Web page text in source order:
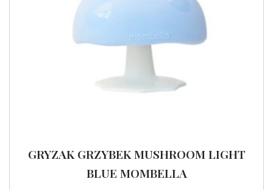
GRYZAK GRZYBEK MUSHROOM LIGHT
BLUE MOMBELLA